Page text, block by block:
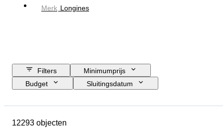
Merk Longines
Filters
Minimumprijs
Budget
Sluitingsdatum
Land van herkomst
12293 objecten